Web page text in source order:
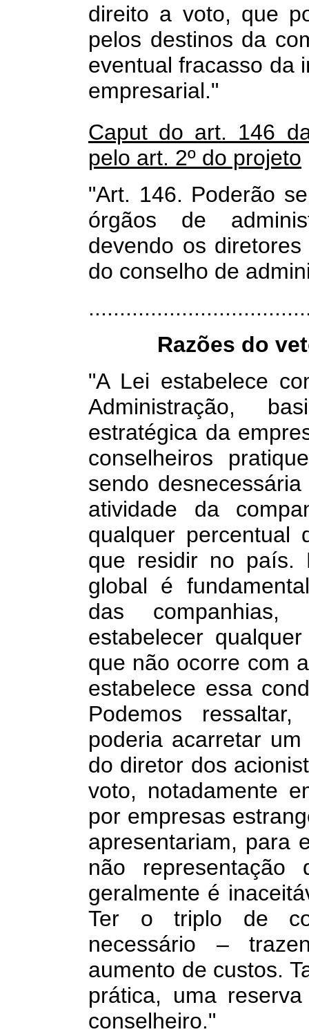
direito a voto, que
pelos destinos da
eventual fracasso da
empresarial."
Caput do art. 146
pelo art. 2º do projeto
"Art. 146. Poderão
órgãos de
devendo os
do conselho de
Razões do
"A Lei estabelece
Administração,
estratégica da
conselheiros
sendo
atividade da
qualquer percentual
que residir no país.
global é
das companhias,
estabelecer
que não ocorre com
estabelece essa
Podemos
poderia acarretar
do diretor dos
voto, notadamente
por empresas
apresentariam, para
não
geralmente é
Ter o triplo de
necessário –
aumento de custos.
prática, uma
conselheiro."